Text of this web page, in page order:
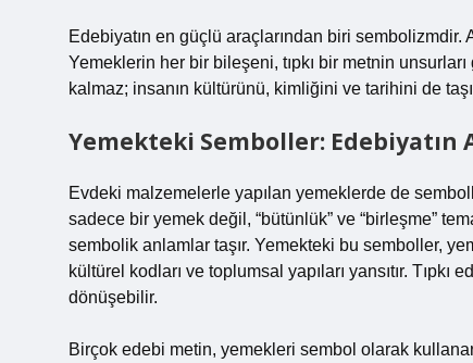
Edebiyatın en güçlü araçlarından biri sembolizmdir.
Yemeklerin her bir bileşeni, tıpkı bir metnin
kalmaz; insanın kültürünü, kimliğini ve tarihini de
Yemekteki Semboller: Edebiyatın
Evdeki malzemelerle yapılan yemeklerde de
sadece bir yemek değil, “bütünlük” ve “birleşme”
sembolik anlamlar taşır. Yemekteki bu semboller,
kültürel kodları ve toplumsal yapıları yansıtır.
dönüşebilir.
Birçok edebi metin, yemekleri sembol olarak